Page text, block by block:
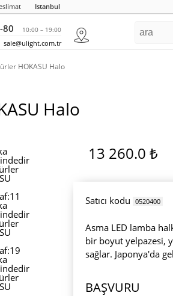
Istanbul
80 10:00 – 19:00
sale@ulight.com.tr
HOKASU Halo
Halo
13 260.0 ₺
Satıcı kodu 0520400
Asma LED lamba
bir boyut yelpazesi,
sağlar. Japonya'da
BAŞVURU